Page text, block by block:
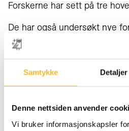
Samtykke Detaljer
Denne nettsiden anvender
Vi bruker informasjonskapsler
Forskerne har sett på tre
De har også undersøkt nye
et arbeidsliv preget av
erfaringsbaserte, ofte tause,
Hva kjennetegner